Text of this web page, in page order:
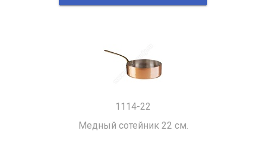
1114-22
Медный сотейник 22 см.